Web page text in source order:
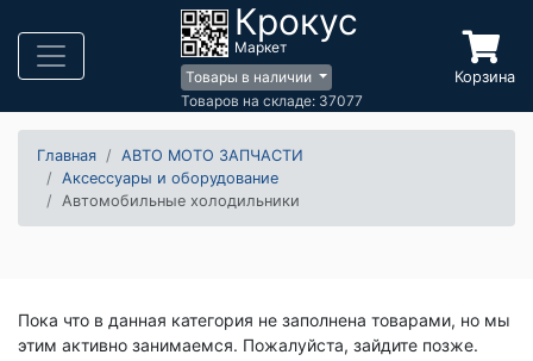
Крокус
Маркет
Товары в наличии
Товаров на складе: 37077
Корзина
Главная
АВТО МОТО ЗАПЧАСТИ
Аксессуары и оборудование
Автомобильные холодильники
Пока что в данная категория не заполнена товарами, но мы
этим активно занимаемся. Пожалуйста, зайдите позже.